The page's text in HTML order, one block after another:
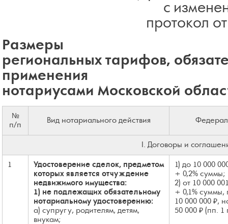
с
протокол
Размеры
региональных тарифов,
применения
нотариусами Московской
№
п/п
Вид нотариального действия
I. Договоры и
1
Удостоверение сделок, предметом
которых является отчуждение
недвижимого имущества:
1) не подлежащих обязательному
нотариальному удостоверению:
а) супругу, родителям, детям,
внукам;
1) до 10 000
+ 0,2% суммы;
2) от 10 000
+ 0,1%
10 000 000 ₽,
50 000 ₽ (пп. 1